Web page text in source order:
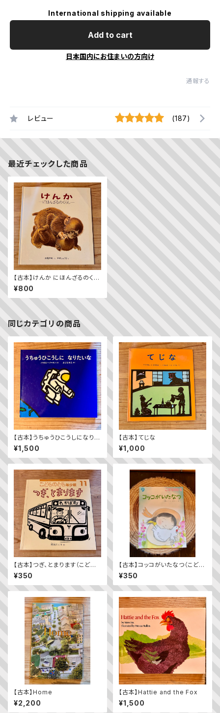
International shipping available
Add to cart
日本国内にお住まいの方向け
通報する
レビュー (187)
最近チェックした商品
【古本】けんか にほんざるのくら
し
¥800
同じカテゴリの商品
【古本】うちゅうひこうしになりた
いな
¥1,500
【古本】てじな
¥1,000
【古本】つぎ、とまります（こども
のとも年少版 2009年11月
号）（第392号）
¥350
【古本】コッコがいたなつ（こども
のとも2023年9月号）
¥350
【古本】Home
¥2,200
【古本】Hattie and the Fox
¥1,500